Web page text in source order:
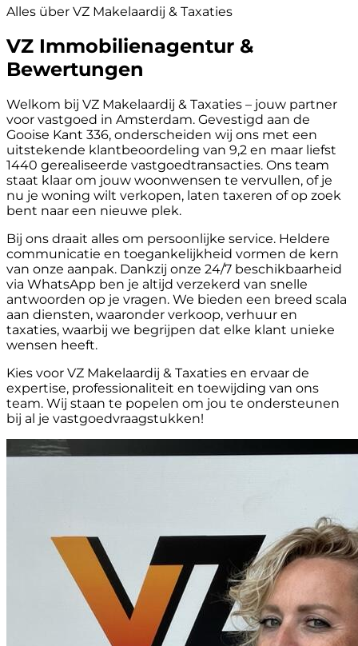
Alles über VZ Makelaardij & Taxaties
VZ Immobilienagentur &
Bewertungen
Welkom bij VZ Makelaardij & Taxaties – jouw partner
voor vastgoed in Amsterdam. Gevestigd aan de
Gooise Kant 336, onderscheiden wij ons met een
uitstekende klantbeoordeling van 9,2 en maar liefst
1440 gerealiseerde vastgoedtransacties. Ons team
staat klaar om jouw woonwensen te vervullen, of je
nu je woning wilt verkopen, laten taxeren of op zoek
bent naar een nieuwe plek.
Bij ons draait alles om persoonlijke service. Heldere
communicatie en toegankelijkheid vormen de kern
van onze aanpak. Dankzij onze 24/7 beschikbaarheid
via WhatsApp ben je altijd verzekerd van snelle
antwoorden op je vragen. We bieden een breed scala
aan diensten, waaronder verkoop, verhuur en
taxaties, waarbij we begrijpen dat elke klant unieke
wensen heeft.
Kies voor VZ Makelaardij & Taxaties en ervaar de
expertise, professionaliteit en toewijding van ons
team. Wij staan te popelen om jou te ondersteunen
bij al je vastgoedvraagstukken!